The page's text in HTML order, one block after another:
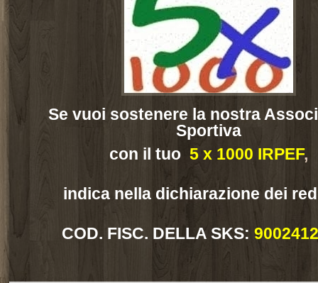
Se vuoi sostenere la nostra
Sportiva
con il tuo 5 x 1000 IRPEF,
indica nella dichiarazione dei
COD. FISC. DELLA SKS: